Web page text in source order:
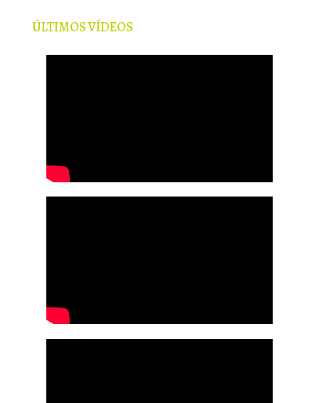
ÚLTIMOS VÍDEOS